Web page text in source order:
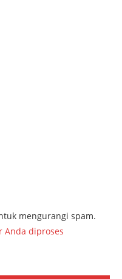
mengurangi spam.
Anda diproses